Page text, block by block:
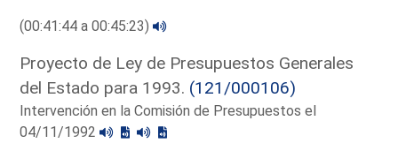
(00:41:44 a 00:45:23)
Proyecto de Ley de Presupuestos Generales
del Estado para 1993. (121/000106)
Intervención en la Comisión de Presupuestos el
04/11/1992